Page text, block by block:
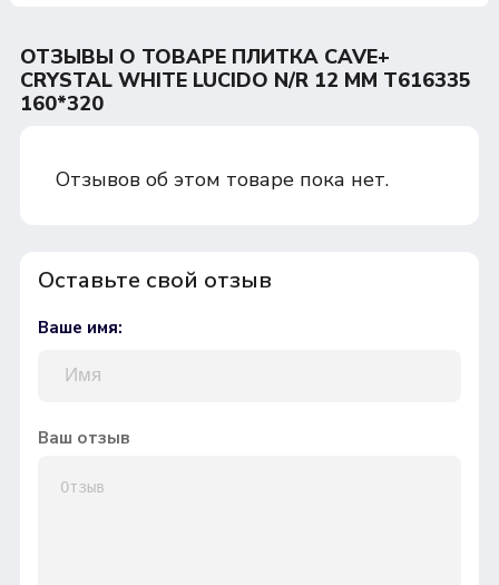
ОТЗЫВЫ О ТОВАРЕ ПЛИТКА CAVE+
CRYSTAL WHITE LUCIDO N/R 12 MM T616335
160*320
Отзывов об этом товаре пока нет.
Оставьте свой отзыв
Ваше имя:
Ваш отзыв